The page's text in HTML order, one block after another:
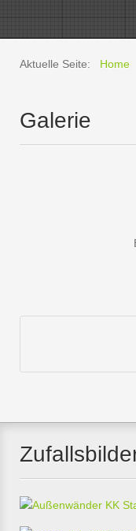
Aktuelle Seite: Home
Galerie